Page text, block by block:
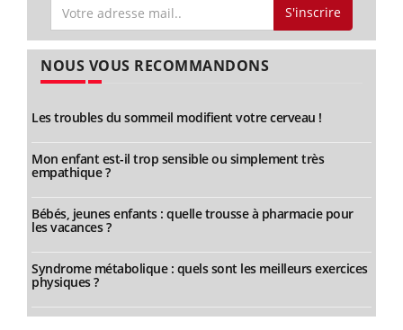
S'inscrire
NOUS VOUS RECOMMANDONS
Les troubles du sommeil modifient votre cerveau !
Mon enfant est-il trop sensible ou simplement très
empathique ?
Bébés, jeunes enfants : quelle trousse à pharmacie pour
les vacances ?
Syndrome métabolique : quels sont les meilleurs exercices
physiques ?